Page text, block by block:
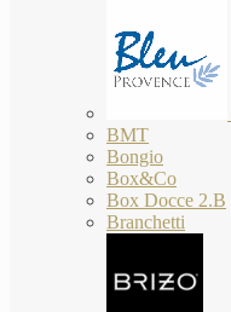
BMT
Bongio
Box&Co
Box Docce 2.B
Branchetti